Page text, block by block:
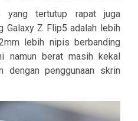
yang tertutup rapat juga
Galaxy Z Flip5 adalah lebih
lebih nipis berbanding
namun berat masih kekal
dengan penggunaan skrin